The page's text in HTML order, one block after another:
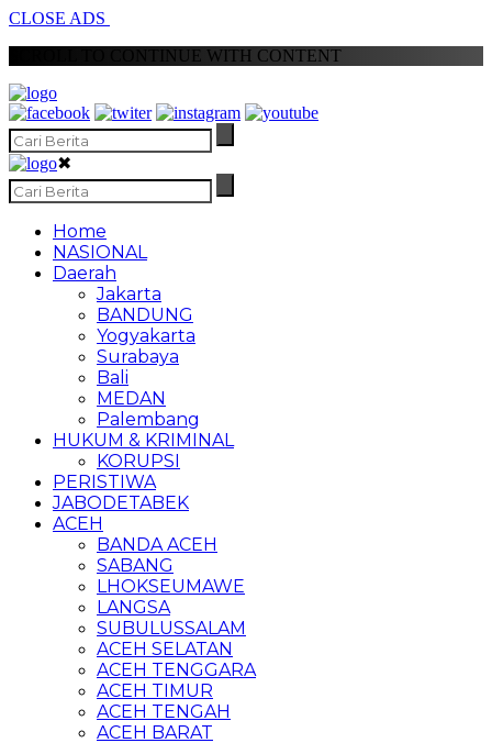
CLOSE ADS
SCROLL TO CONTINUE WITH CONTENT
✖
Home
NASIONAL
Daerah
Jakarta
BANDUNG
Yogyakarta
Surabaya
Bali
MEDAN
Palembang
HUKUM & KRIMINAL
KORUPSI
PERISTIWA
JABODETABEK
ACEH
BANDA ACEH
SABANG
LHOKSEUMAWE
LANGSA
SUBULUSSALAM
ACEH SELATAN
ACEH TENGGARA
ACEH TIMUR
ACEH TENGAH
ACEH BARAT